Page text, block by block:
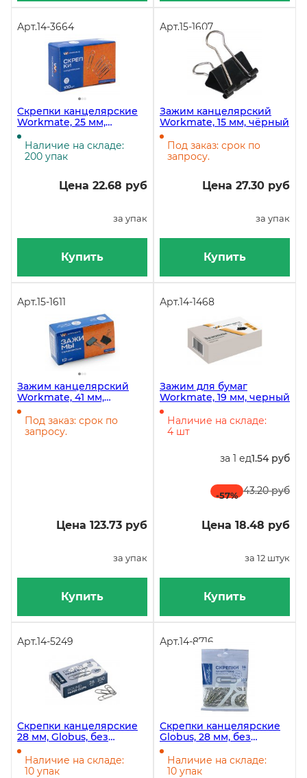
Арт.14-3664
Скрепки канцелярские
Workmate, 25 мм,
никелевое покрытие, 100
штук в упаковке
Наличие на складе:
200 упак
Цена 22.68 руб
за упак
Купить
Арт.15-1607
Зажим канцелярский
Workmate, 15 мм, чёрный
Под заказ: срок по
запросу.
Цена 27.30 руб
за упак
Купить
Арт.15-1611
Зажим канцелярский
Workmate, 41 мм,
чёрный, 12 штук в
упаковке
Под заказ: срок по
запросу.
Цена 123.73 руб
за упак
Купить
Арт.14-1468
Зажим для бумаг
Workmate, 19 мм, черный
Наличие на складе:
4 шт
за 1 ед1.54 руб
-57% 43.20 руб
Цена 18.48 руб
за 12 штук
Купить
Арт.14-5249
Скрепки канцелярские
28 мм, Globus, без
покрытия, картонная
упаковка, 100 штук
Наличие на складе:
10 упак
Арт.14-8716
Скрепки канцелярские
Globus, 28 мм, без
покрытия, 100 штук в
пакете с европодвесом
флоу-пак
Наличие на складе:
10 упак